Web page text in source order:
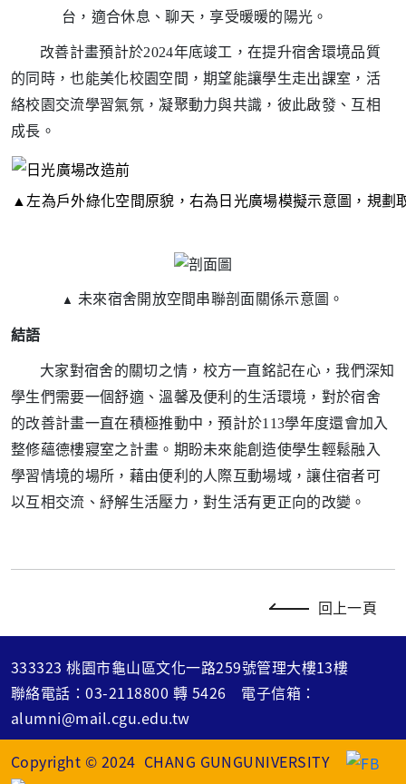
台，適合休息、聊天，享受暖暖的陽光。
改善計畫預計於2024年底竣工，在提升宿舍環境品質
的同時，也能美化校園空間，期望能讓學生走出課室，活
絡校園交流學習氣氛，凝聚動力與共識，彼此啟發、互相
成長。
▲ 左為戶外綠化空間原貌，右為日光廣場模擬示意圖，規
▲ 未來宿舍開放空間串聯剖面關係示意圖 。
結語
大家對宿舍的關切之情，校方一直銘記在心，我們深知
學生們需要一個舒適、溫馨及便利的生活環境，對於宿舍
的改善計畫一直在積極推動中，預計於113學年度還會加入
整修蘊德樓寢室之計畫。期盼未來能創造使學生輕鬆融入
學習情境的場所，藉由便利的人際互動場域，讓住宿者可
以互相交流、紓解生活壓力，對生活有更正向的改變。
回上一頁
333323 桃園市龜山區文化一路259號管理大樓13樓
聯絡電話：03-2118800 轉 5426
電子信箱：
alumni@mail.cgu.edu.tw
Copyright © 2024 CHANG GUNGUNIVERSITY